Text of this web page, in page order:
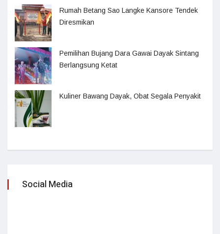
Rumah Betang Sao Langke Kansore Tendek
Diresmikan
Pemilihan Bujang Dara Gawai Dayak Sintang
Berlangsung Ketat
Kuliner Bawang Dayak, Obat Segala Penyakit
Social Media